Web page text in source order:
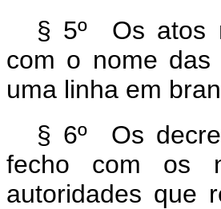
§ 5º Os atos
com o nome das
uma linha em
§ 6º Os
fecho com os
autoridades que